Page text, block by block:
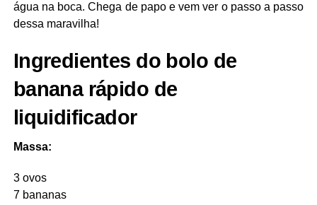
água na boca. Chega de papo e vem ver o passo a passo
dessa maravilha!
Ingredientes do bolo de
banana rápido de
liquidificador
Massa:
3 ovos
7 bananas